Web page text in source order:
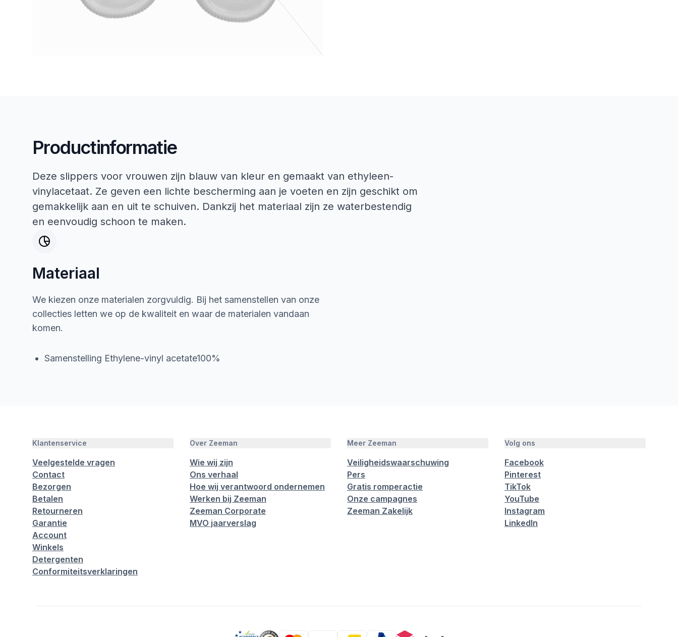
Productinformatie
Deze slippers voor vrouwen zijn blauw van kleur en gemaakt van ethyleen-
vinylacetaat. Ze geven een lichte bescherming aan je voeten en zijn geschikt om
gemakkelijk aan en uit te schuiven. Dankzij het materiaal zijn ze waterbestendig
en eenvoudig schoon te maken.
Materiaal
We kiezen onze materialen zorgvuldig. Bij het samenstellen van onze
collecties letten we op de kwaliteit en waar de materialen vandaan
komen.
Samenstelling Ethylene-vinyl acetate100%
Klantenservice
Veelgestelde vragen
Contact
Bezorgen
Betalen
Retourneren
Garantie
Account
Winkels
Detergenten
Conformiteitsverklaringen
Over Zeeman
Wie wij zijn
Ons verhaal
Hoe wij verantwoord ondernemen
Werken bij Zeeman
Zeeman Corporate
MVO jaarverslag
Meer Zeeman
Veiligheidswaarschuwing
Pers
Gratis romperactie
Onze campagnes
Zeeman Zakelijk
Volg ons
Facebook
Pinterest
TikTok
YouTube
Instagram
LinkedIn